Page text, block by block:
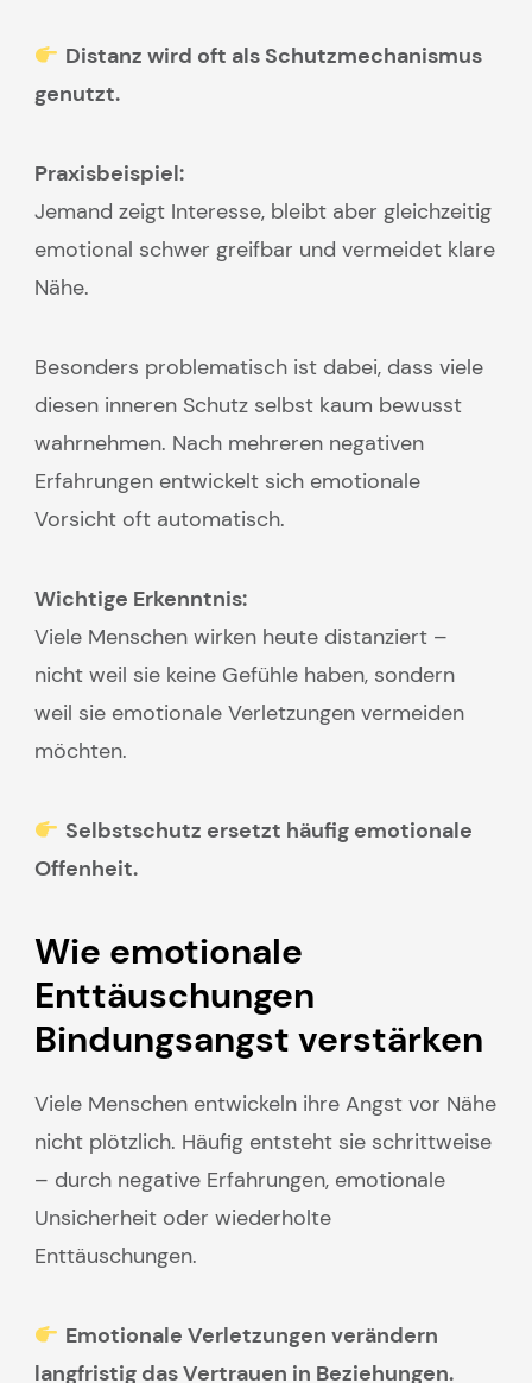
Distanz wird oft als Schutzmechanismus
genutzt.
Praxisbeispiel:
Jemand zeigt Interesse, bleibt aber gleichzeitig
emotional schwer greifbar und vermeidet klare
Nähe.
Besonders problematisch ist dabei, dass viele
diesen inneren Schutz selbst kaum bewusst
wahrnehmen. Nach mehreren negativen
Erfahrungen entwickelt sich emotionale
Vorsicht oft automatisch.
Wichtige Erkenntnis:
Viele Menschen wirken heute distanziert –
nicht weil sie keine Gefühle haben, sondern
weil sie emotionale Verletzungen vermeiden
möchten.
Selbstschutz ersetzt häufig emotionale
Offenheit.
Wie emotionale
Enttäuschungen
Bindungsangst verstärken
Viele Menschen entwickeln ihre Angst vor Nähe
nicht plötzlich. Häufig entsteht sie schrittweise
– durch negative Erfahrungen, emotionale
Unsicherheit oder wiederholte
Enttäuschungen.
Emotionale Verletzungen verändern
langfristig das Vertrauen in Beziehungen.